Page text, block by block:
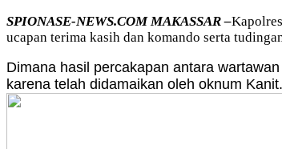
SPIONASE-NEWS.COM MAKASSAR –
ucapan terima kasih dan komando serta
Dimana hasil percakapan antara
karena telah didamaikan oleh oknum